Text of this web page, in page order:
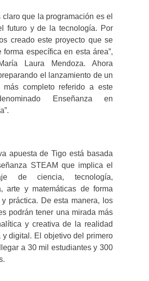
claro que la programación es el
futuro y de la tecnología. Por
creado este proyecto que se
forma específica en esta área”,
Laura Mendoza. Ahora
el lanzamiento de un
más completo referido a este
Enseñanza en
apuesta de Tigo está basada
STEAM que implica el
de ciencia, tecnología,
arte y matemáticas de forma
y práctica. De esta manera, los
podrán tener una mirada más
y creativa de la realidad
y digital. El objetivo del primero
a 30 mil estudiantes y 300